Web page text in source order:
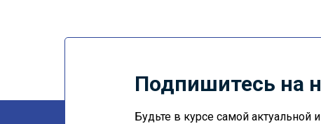
Подпишитесь на
Будьте в курсе самой актуальной